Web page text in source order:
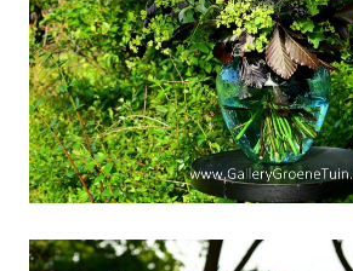
D-Day